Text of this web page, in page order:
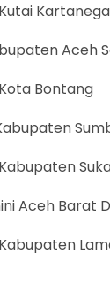
Aceh
Bontang
Aceh Barat